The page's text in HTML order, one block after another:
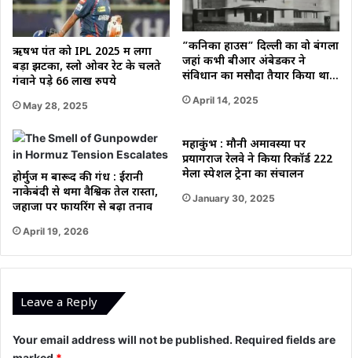
ऋषभ पंत को IPL 2025 में लगा
बड़ा झटका, स्लो ओवर रेट के चलते
गंवाने पड़े 66 लाख रुपये
May 28, 2025
”कनिका हाउस” दिल्ली का वो बंगला
जहां कभी बीआर अंबेडकर ने
संविधान का मसौदा तैयार किया था…
April 14, 2025
होर्मुज में बारूद की गंध : ईरानी
नाकेबंदी से थमा वैश्विक तेल रास्ता,
जहाजों पर फायरिंग से बढ़ा तनाव
April 19, 2026
महाकुंभ : मौनी अमावस्या पर
प्रयागराज रेलवे ने किया रिकॉर्ड 222
मेला स्पेशल ट्रेनों का संचालन
January 30, 2025
Leave a Reply
Your email address will not be published. Required fields are